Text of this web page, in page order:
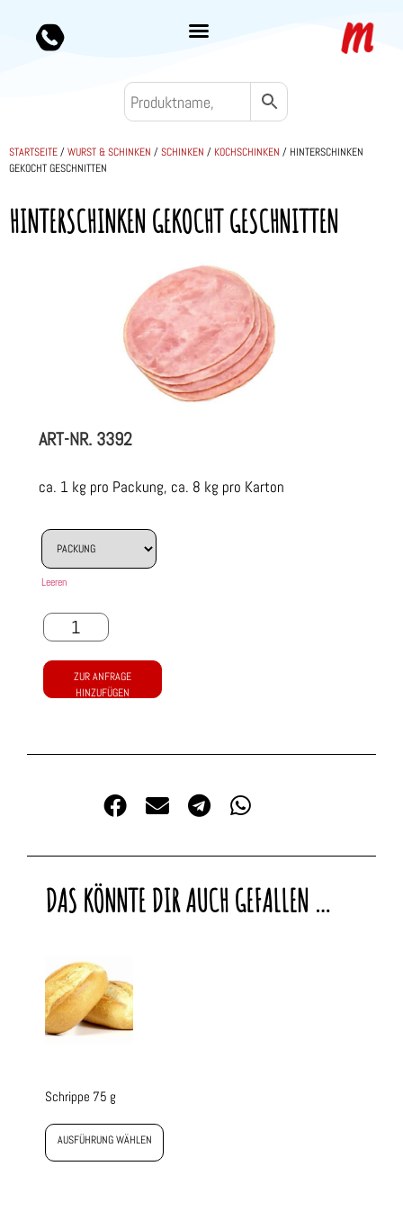
STARTSEITE/WURST & SCHINKEN /SCHINKEN / KOCHSCHINKEN / HINTERSCHINKEN
GEKOCHT GESCHNITTEN
HINTERSCHINKEN GEKOCHT GESCHNITTEN
ART-NR. 3392
ca. 1 kg pro Packung, ca. 8 kg pro Karton
Leeren
ZUR ANFRAGE
HINZUFÜGEN
DAS KÖNNTE DIR AUCH GEFALLEN …
Schrippe 75 g
AUSFÜHRUNG WÄHLEN